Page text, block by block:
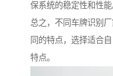
保系统的稳定性和性能
总之，不同车牌识别
同的特点，选择适合
特点。